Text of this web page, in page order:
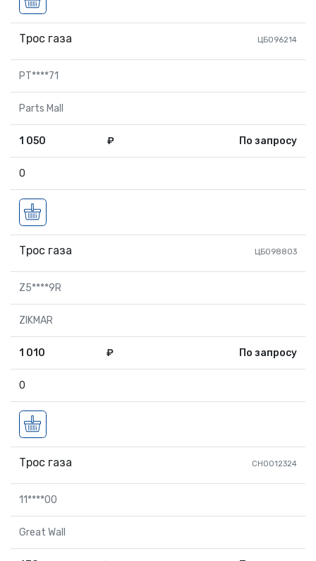
Трос газа ЦБ096214
PT****71
Parts Mall
1 050 ₽ По запросу
0
Трос газа ЦБ098803
Z5****9R
ZIKMAR
1 010 ₽ По запросу
0
Трос газа СН0012324
11****00
Great Wall